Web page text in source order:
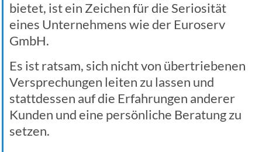
bietet, ist ein Zeichen für die Seriosität
eines Unternehmens wie der Euroserv
GmbH.
Es ist ratsam, sich nicht von übertriebenen
Versprechungen leiten zu lassen und
stattdessen auf die Erfahrungen anderer
Kunden und eine persönliche Beratung zu
setzen.